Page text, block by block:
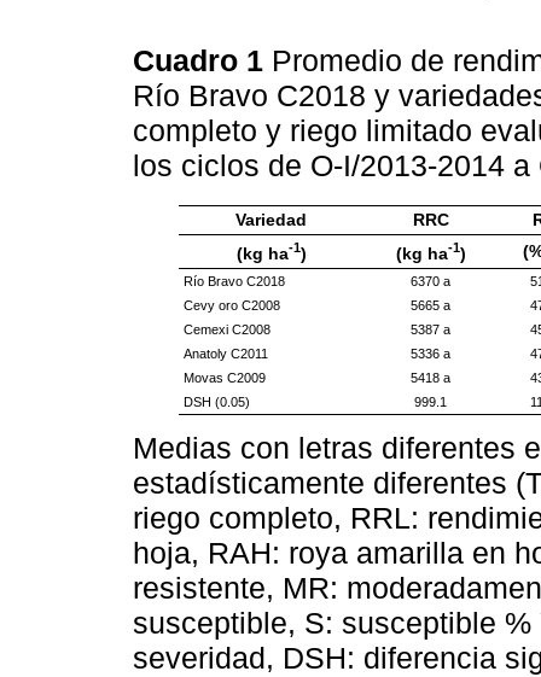
Cuadro 1 Promedio de
Río Bravo C2018 y
completo y riego limitado
los ciclos de O-I/2013-2014
Variedad RRC
(kg ha-1) (kg ha-1)
Río Bravo C2018 6370 a
Cevy oro C2008
5665 a
Cemexi C2008
5387 a
Anatoly C2011
5336 a
Movas C2009
5418 a
DSH (0.05)
999.1
Medias con letras diferentes
estadísticamente diferentes
riego completo, RRL:
hoja, RAH: roya amarilla en
resistente, MR:
susceptible, S: susceptible
severidad, DSH: diferencia